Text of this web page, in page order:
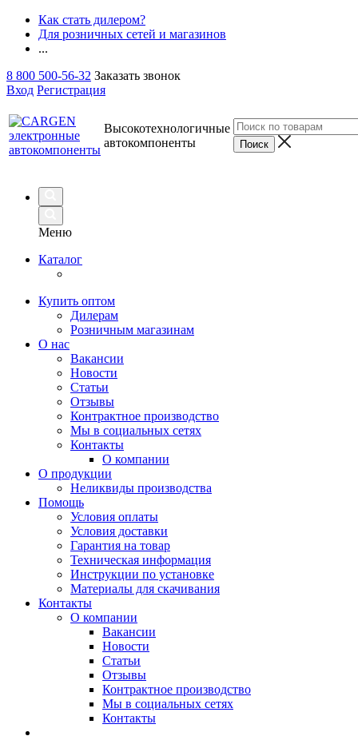
Как стать дилером?
Для розничных сетей и магазинов
...
8 800 500-56-32 Заказать звонок
Вход Регистрация
Высокотехнологичные
автокомпоненты
Меню
Каталог
Купить оптом
Дилерам
Розничным магазинам
О нас
Вакансии
Новости
Статьи
Отзывы
Контрактное производство
Мы в социальных сетях
Контакты
О компании
О продукции
Неликвиды производства
Помощь
Условия оплаты
Условия доставки
Гарантия на товар
Техническая информация
Инструкции по установке
Материалы для скачивания
Контакты
О компании
Вакансии
Новости
Статьи
Отзывы
Контрактное производство
Мы в социальных сетях
Контакты